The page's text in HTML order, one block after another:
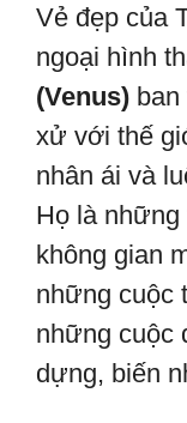
Vẻ đẹp của
ngoại hình
(Venus)
xử với thế
nhân ái và
Họ là những
không gian
những cuộc
những cuộc
dựng, biến